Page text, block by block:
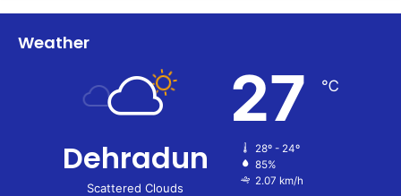
Weather
Dehradun
Scattered Clouds
27 ℃
28º - 24º
85%
2.07 km/h